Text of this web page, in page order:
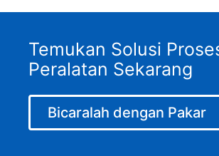
Temukan Solusi
Peralatan Sekarang
Bicaralah dengan Pakar